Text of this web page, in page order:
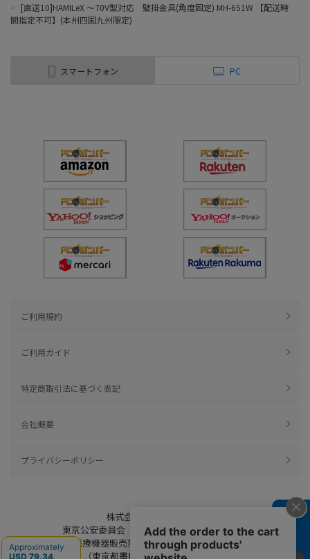
> [直送10]HAMILeX ～70V型対応 壁掛金具(角度固定) MH-651W 【配送時
間指定不可】(本州四国九州限定)
スマートフォン PC
ご利用規約
ご利用ガイド
特定商取引法に基づく表記
会社概要
プライバシーポリシー
株式会社綿半ドットコム
東京公安委員会（許可済み） 306609804230号
管理医療機器販売業 届出日：平成27年11月19日
（東京都墨田区保健所生活衛生課）